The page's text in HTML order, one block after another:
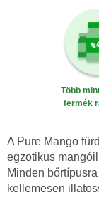
Több
termék
A Pure Mango
egzotikus
Minden
kellemesen